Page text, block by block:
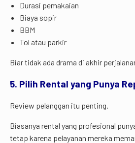
Durasi pemakaian
Biaya sopir
BBM
Tol atau parkir
Biar tidak ada drama di akhir
5. Pilih Rental yang Punya
Review pelanggan itu penting.
Biasanya rental yang profesional
tetap karena pelayanan mereka